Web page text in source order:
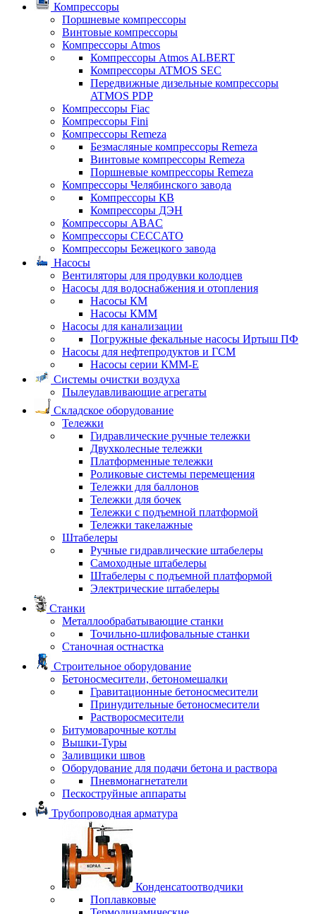
Компрессоры
Поршневые компрессоры
Винтовые компрессоры
Компрессоры Atmos
Компрессоры Atmos ALBERT
Компрессоры ATMOS SEC
Передвижные дизельные компрессоры
ATMOS PDP
Компрессоры Fiac
Компрессоры Fini
Компрессоры Remeza
Безмасляные компрессоры Remeza
Винтовые компрессоры Remeza
Поршневые компрессоры Remeza
Компрессоры Челябинского завода
Компрессоры КВ
Компрессоры ДЭН
Компрессоры ABAC
Компрессоры CECCATO
Компрессоры Бежецкого завода
Насосы
Вентиляторы для продувки колодцев
Насосы для водоснабжения и отопления
Насосы КМ
Насосы КММ
Насосы для канализации
Погружные фекальные насосы Иртыш ПФ
Насосы для нефтепродуктов и ГСМ
Насосы серии КММ-Е
Системы очистки воздуха
Пылеулавливающие агрегаты
Складское оборудование
Тележки
Гидравлические ручные тележки
Двухколесные тележки
Платформенные тележки
Роликовые системы перемещения
Тележки для баллонов
Тележки для бочек
Тележки с подъемной платформой
Тележки такелажные
Штабелеры
Ручные гидравлические штабелеры
Самоходные штабелеры
Штабелеры с подъемной платформой
Электрические штабелеры
Станки
Металлообрабатывающие станки
Точильно-шлифовальные станки
Станочная остнастка
Строительное оборудование
Бетоносмесители, бетономешалки
Гравитационные бетоносмесители
Принудительные бетоносмесители
Растворосмесители
Битумоварочные котлы
Вышки-Туры
Заливщики швов
Оборудование для подачи бетона и раствора
Пневмонагнетатели
Пескоструйные аппараты
Трубопроводная арматура
Конденсатоотводчики
Поплавковые